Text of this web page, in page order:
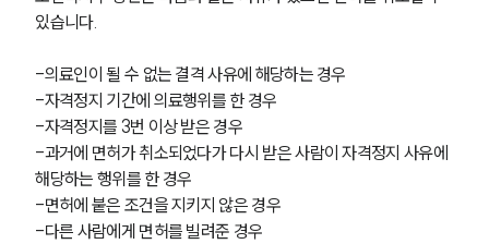
있습니다.
-의료인이 될 수 없는 결격 사유에 해당하는 경우
-자격정지 기간에 의료행위를 한 경우
-자격정지를 3번 이상 받은 경우
-과거에 면허가 취소되었다가 다시 받은 사람이 자격정지 사유에
해당하는 행위를 한 경우
-면허에 붙은 조건을 지키지 않은 경우
-다른 사람에게 면허를 빌려준 경우